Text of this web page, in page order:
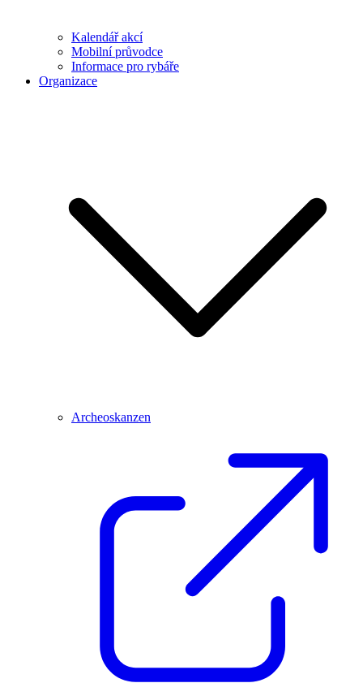
Kalendář akcí
Mobilní průvodce
Informace pro rybáře
Organizace
Archeoskanzen